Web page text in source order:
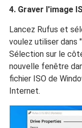
4. Graver l'image
Lancez Rufus et
voulez utiliser dans
Sélection sur le
nouvelle fenêtre
fichier ISO de
Internet.